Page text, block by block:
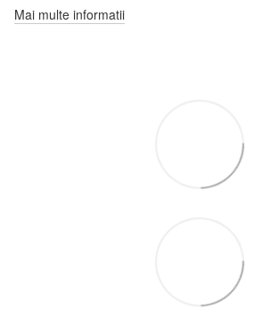
Mai multe informatii